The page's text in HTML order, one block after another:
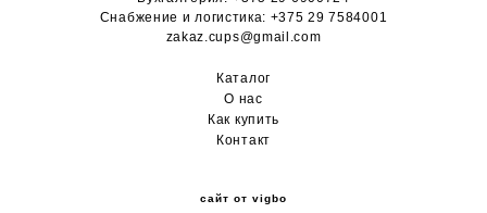
Снабжение и логистика: +375 29 7584001
zakaz.cups@gmail.com
Каталог
О нас
Как купить
Контакт
сайт от vigbo